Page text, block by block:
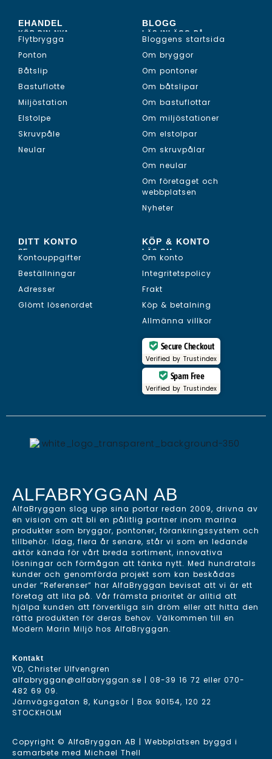
EHANDEL
KÖP DIN NYA...
Flytbrygga
Ponton
Båtslip
Bastuflotte
Miljöstation
Elstolpe
Skruvpåle
Neular
BLOGG
LÄS INLÄGG PÅ...
Bloggens startsida
Om bryggor
Om pontoner
Om båtslipar
Om bastuflottar
Om miljöstationer
Om elstolpar
Om skruvpålar
Om neular
Om företaget och
webbplatsen
Nyheter
DITT KONTO
SE...
Kontouppgifter
Beställningar
Adresser
Glömt lösenordet
KÖP & KONTO
LÄS OM...
Om konto
Integritetspolicy
Frakt
Köp & betalning
Allmänna villkor
Secure Checkout
Verified by Trustindex
Spam Free
Verified by Trustindex
ALFABRYGGAN AB
AlfaBryggan slog upp sina portar redan 2009, drivna av
en vision om att bli en pålitlig partner inom marina
produkter som bryggor, pontoner, förankringssystem och
tillbehör. Idag, flera år senare, står vi som en ledande
aktör kända för vårt breda sortiment, innovativa
lösningar och förmågan att tänka nytt. Med hundratals
kunder och genomförda projekt som kan beskådas
under ”Referenser” har AlfaBryggan bevisat att vi är ett
företag att lita på. Vår främsta prioritet är alltid att
hjälpa kunden att förverkliga sin dröm eller att hitta den
rätta produkten för deras behov. Välkommen till en
Modern Marin Miljö hos AlfaBryggan.
Kontakt
VD, Christer Ulfvengren
alfabryggan@alfabryggan.se | 08-39 16 72 eller 070-
482 69 09.
Järnvägsgatan 8, Kungsör | Box 90154, 120 22
STOCKHOLM
Copyright © AlfaBryggan AB | Webbplatsen byggd i
samarbete med Michael Thell